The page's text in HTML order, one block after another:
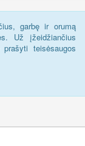
garbę ir orumą
Už įžeidžiančius
teisėsaugos